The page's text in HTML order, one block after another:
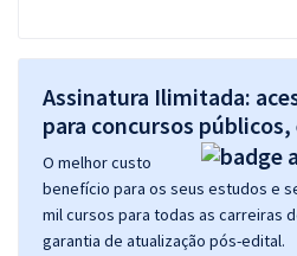
Assinatura Ilimitada:
para concursos
O melhor custo
benefício para os seus estudos e
mil cursos para todas as carreiras
garantia de atualização pós-edital.